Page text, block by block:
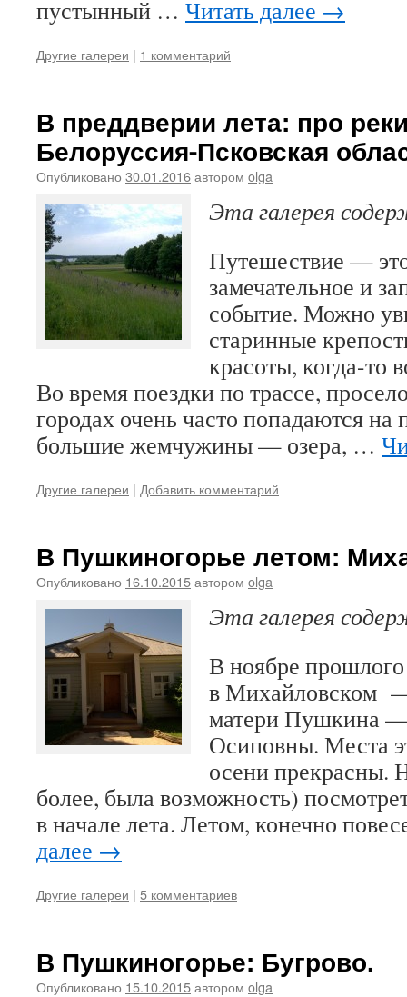
пустынный … Читать далее →
Другие галереи | 1 комментарий
В преддверии лета: про
Белоруссия-Псковская
Опубликовано 30.01.2016автором olga
Эта галерея
Путешествие —
замечательное и
событие. Можно
старинные
красоты, когда-то
Во время поездки по трассе,
городах очень часто попадаются на
большие жемчужины — озера, …
Другие галереи | Добавить комментарий
В Пушкиногорье летом:
Опубликовано 16.10.2015автором olga
Эта галерея
В ноябре
в Михайловском
матери Пушкина
Осиповны. Места
осени прекрасны.
более, была возможность)
в начале лета. Летом, конечно
далее →
Другие галереи | 5 комментариев
В Пушкиногорье: Бугрово.
Опубликовано 15.10.2015автором olga